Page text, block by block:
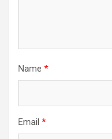
Name *
Email *